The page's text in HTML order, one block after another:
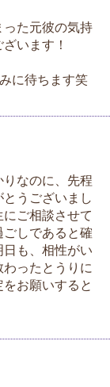
た元彼の気持
います！
に待ちます笑
なのに、先程
うございまし
ご相談させて
しであると確
も、相性がい
ったとうりに
お願いすると